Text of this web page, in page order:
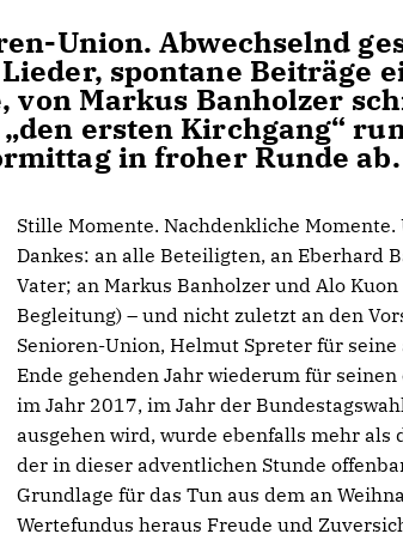
Union. Abwechselnd
spontane Beiträge
Markus Banholzer
ersten Kirchgang“
in froher Runde ab.
Stille Momente. Nachdenkliche Momente.
Dankes: an alle Beteiligten, an Eberhard
Vater; an Markus Banholzer und Alo
Begleitung) – und nicht zuletzt an den
Senioren-Union, Helmut Spreter für
Ende gehenden Jahr wiederum für seinen
im Jahr 2017, im Jahr der
ausgehen wird, wurde ebenfalls mehr als
der in dieser adventlichen Stunde
Grundlage für das Tun aus dem an
Wertefundus heraus Freude und